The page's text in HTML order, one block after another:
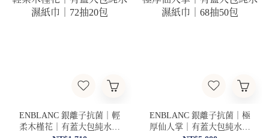
ENBLANC 銀離子抗菌｜輕
柔木槿花｜有蓋大包純水濕
ENBLANC 銀離子抗菌｜極
厚仙人掌｜有蓋大包純水濕